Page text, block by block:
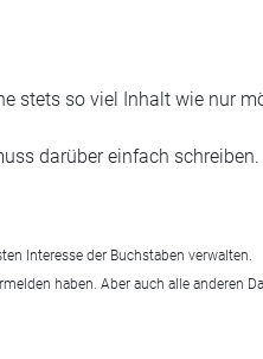
stets so viel Inhalt wie nur
darüber einfach
Interesse der Buchstaben verwalten.
haben. Aber auch alle anderen